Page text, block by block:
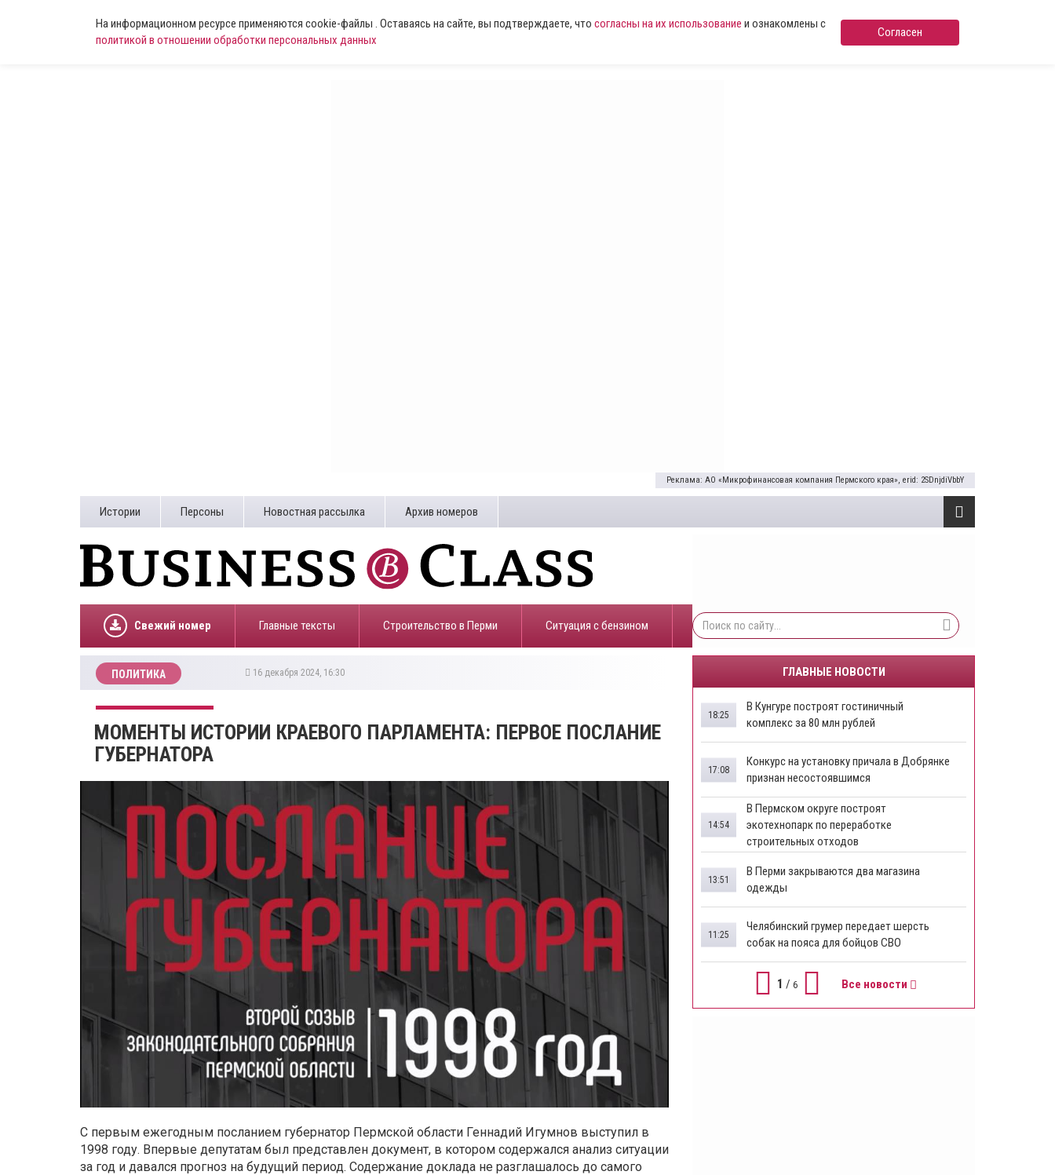
На информационном ресурсе применяются cookie-файлы . Оставаясь на сайте, вы подтверждаете, что согласны на их использование и ознакомлены с
политикой в отношении обработки персональных данных
Согласен
Реклама: АО «Микрофинансовая компания Пермского края», erid: 2SDnjdiVbbY
Истории Персоны Новостная рассылка Архив номеров
Свежий номер Главные тексты Строительство в Перми ​Ситуация с бензином
ПОЛИТИКА 16 декабря 2024, 16:30
​МОМЕНТЫ ИСТОРИИ КРАЕВОГО ПАРЛАМЕНТА: ПЕРВОЕ ПОСЛАНИЕ
ГУБЕРНАТОРА
С первым ежегодным посланием губернатор Пермской области Геннадий Игумнов выступил в
1998 году. Впервые депутатам был представлен документ, в котором содержался анализ ситуации
за год и давался прогноз на будущий период. Содержание доклада не разглашалось до самого
ГЛАВНЫЕ НОВОСТИ
В Кунгуре построят гостиничный
комплекс за 80 млн рублей
18:25
Конкурс на установку причала в Добрянке
признан несостоявшимся
17:08
В Пермском округе построят
экотехнопарк по переработке
строительных отходов
14:54
В Перми закрываются два магазина
одежды
13:51
Челябинский грумер передает шерсть
собак на пояса для бойцов СВО
11:25
1 / 6 Все новости